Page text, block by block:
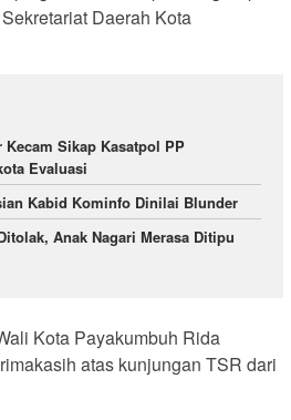
Daerah Kota
Sikap Kasatpol PP
Evaluasi
Kabid Kominfo Dinilai Blunder
Anak Nagari Merasa Ditipu
Kota Payakumbuh Rida
atas kunjungan TSR dari